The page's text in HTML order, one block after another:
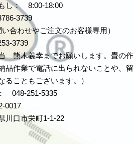
し： 8:00-18:00
3739
い合わせやご注文のお客様専用）
3739
当 熊木義幸までお願いします。畳の作
品作業で電話に出られないことや、留
ることもございます。）
048-251-5335
0017
川口市栄町1-1-22